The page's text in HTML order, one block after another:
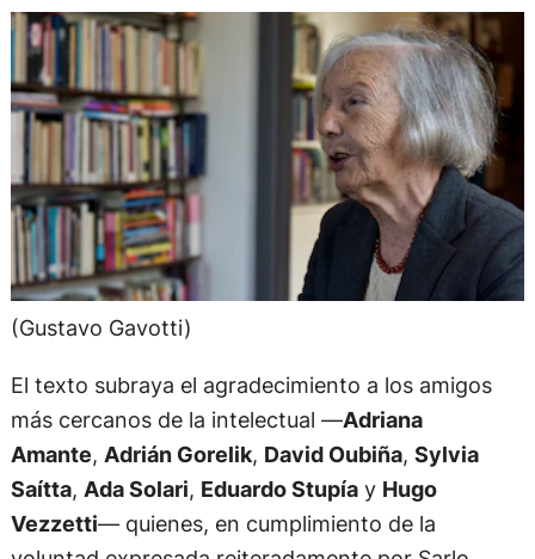
(Gustavo Gavotti)
El texto subraya el agradecimiento a los amigos
más cercanos de la intelectual —Adriana
Amante, Adrián Gorelik, David Oubiña, Sylvia
Saítta, Ada Solari, Eduardo Stupíay Hugo
Vezzetti— quienes, en cumplimiento de la